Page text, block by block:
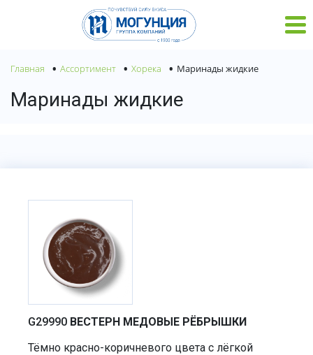
Главная • Ассортимент • Хорека • Маринады жидкие
Маринады жидкие
G29990 ВЕСТЕРН МЕДОВЫЕ РЁБРЫШКИ
Тёмно красно-коричневого цвета с лёгкой